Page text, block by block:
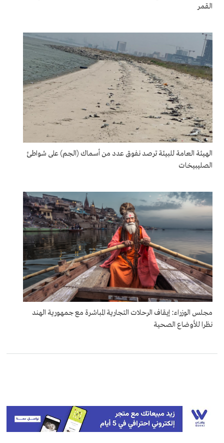
القمر
الهيئة العامة للبيئة ترصد نفوق عدد من أسماك (الجم) على شواطئ
الصليبيخات
مجلس الوزراء: إيقاف الرحلات التجارية المباشرة مع جمهورية الهند
نظرا للأوضاع الصحية